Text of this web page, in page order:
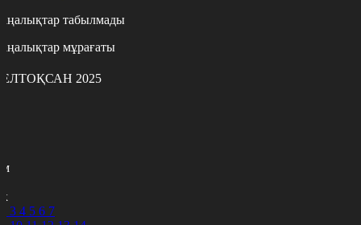
табылмады
мұрағаты
2025
3 4 5 6 7